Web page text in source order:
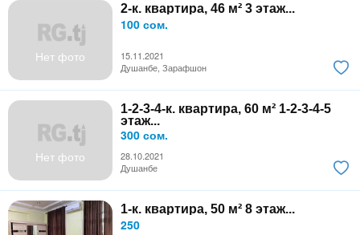
Нет фото
2-к. квартира, 46 м² 3 этаж...
100 сом.
15.11.2021
Душанбе, Зарафшон
Нет фото
1-2-3-4-к. квартира, 60 м² 1-2-3-4-5
этаж...
300 сом.
28.10.2021
Душанбе
1-к. квартира, 50 м² 8 этаж...
250